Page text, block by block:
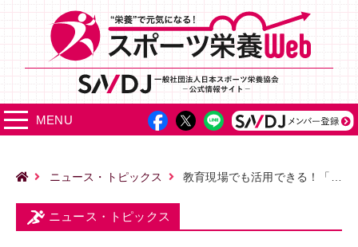
MENU
ニュース・トピックス 教育現場でも活用できる！「うま味」を楽しく実験しながら学ぶ教材を「あじこらぼ」で公開!!
ニュース・トピックス